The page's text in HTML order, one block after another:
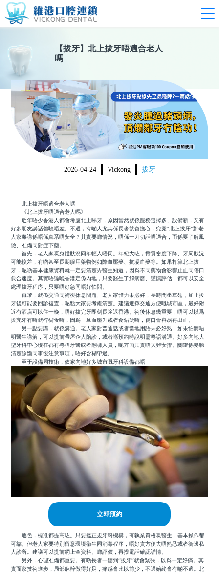
【拔牙】 北上拔牙唔適合老人
嗎
2026-04-24 Vickong 拔牙
北上拔牙唔適合老人嗎
《北上拔牙唔適合老人嗎》
近年唔少香港人都會考慮北上睇牙，原因當然就係服務選擇多、設備新，又有
好多朋友講話體驗唔差。不過，有啲人尤其係長者就會擔心，究竟“北上拔牙”對老
人家嚟講係唔係真系唔安全？其實要睇情況，唔係一刀切話唔適合，而係要了解風
險、准備同對症下藥。
首先，老人家嘅身體狀況同年輕人唔同。年紀大咗，骨質密度下降、牙周狀況
可能較差，有啲甚至長期服用藥物例如降血壓藥、抗凝血藥等。如果打算北上拔
牙，呢啲基本健康資料就一定要清楚畀醫生知道，因爲不同藥物會影響止血同傷口
愈合速度。其實唔論喺香港定係內地，只要醫生了解病曆、謹慎評估，都可以安全
處理拔牙程序，只要唔好急同唔好怕問。
再嚟，就係交通同術後休息問題。老人家體力未必好，長時間坐車攰，加上拔
牙後可能要回診複查，呢點大家要考慮清楚。建議選擇交通方便嘅城市區，最好附
近有酒店可以住一晚，唔好拔完牙即刻長途返香港。術後休息幾重要，唔可以以爲
拔完牙冇嘢就行街食嘢，因爲一旦血壓升或者食錯硬嘢，傷口會容易再出血。
另一點要講，就係溝通。老人家對普通話或者當地用語未必好熟，如果怕聽唔
明醫生講解，可以提前帶屋企人陪診，或者喺預約時說明需粵語溝通。好多內地大
型牙科中心現在都有粵語牙醫或者翻譯人員，呢方面其實唔太難安排。關鍵係要聽
清楚診斷同事後注意事項，唔好含糊帶過。
至于設備同技術，依家內地好多城市嘅牙科設備都唔
立即預約
遜色，標准都提高咗。只要搵正規牙科機構，有執業資格嘅醫生，基本操作都
可靠。但老人家要特別留意環境衛生同消毒程序，唔好貪方便去唔熟悉或者街邊私
人診所。建議可以提前網上查資料、睇評價，再撥電話確認詳情。
另外，心理准備都重要。有啲長者一聽到“拔牙”就會緊張，以爲一定好痛。其
實而家技術進步，局部麻醉做得好足，痛感會比以前少，不過始終會有啲不適。北